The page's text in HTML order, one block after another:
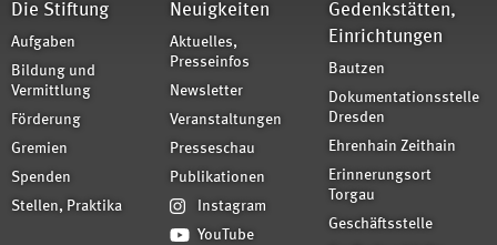
Die Stiftung
Aufgaben
Bildung und
Vermittlung
Förderung
Gremien
Spenden
Stellen, Praktika
Neuigkeiten
Aktuelles,
Presseinfos
Newsletter
Veranstaltungen
Presseschau
Publikationen
Instagram
YouTube
Gedenkstätten,
Einrichtungen
Bautzen
Dokumentationsstelle
Dresden
Ehrenhain Zeithain
Erinnerungsort
Torgau
Geschäftsstelle